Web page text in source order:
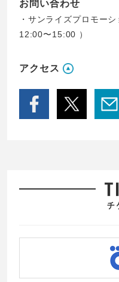
お問い合わせ
・サンライズプロモー
12:00〜15:00 ）
アクセス